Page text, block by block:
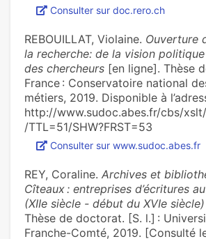
Consulter sur doc.rero.ch
REBOUILLAT, Violaine. Ouverture
la recherche: de la vision
des chercheurs [en ligne]. Thèse
France : Conservatoire national
métiers, 2019. Disponible à
http://www.sudoc.abes.fr/cbs/
/TTL=51/SHW?FRST=53
Consulter sur www.sudoc.abes.fr
REY, Coraline. Archives et
Cîteaux : entreprises d’écritures
(XIIe siècle - début du XVIe siècle)
Thèse de doctorat. [S. l.] :
Franche-Comté, 2019. [Consulté